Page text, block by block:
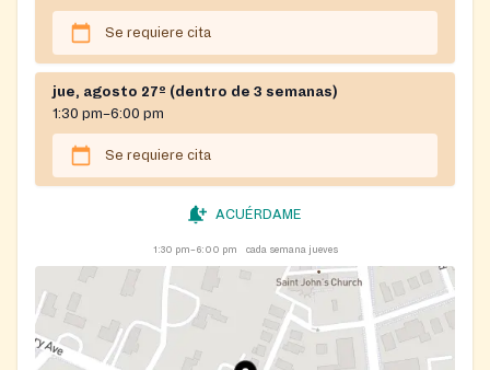
Se requiere cita
jue, agosto 27º (dentro de 3 semanas)
1:30 pm–6:00 pm
Se requiere cita
ACUÉRDAME
1:30 pm–6:00 pm cada semana jueves